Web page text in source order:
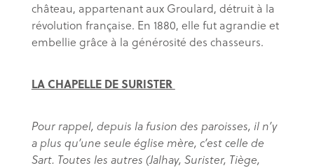
château, appartenant aux Groulard, détruit à la
révolution française. En 1880, elle fut agrandie et
embellie grâce à la générosité des chasseurs.
LA CHAPELLE DE SURISTER
Pour rappel, depuis la fusion des paroisses, il n’y
a plus qu’une seule église mère, c’est celle de
Sart. Toutes les autres (Jalhay, Surister, Tiège,